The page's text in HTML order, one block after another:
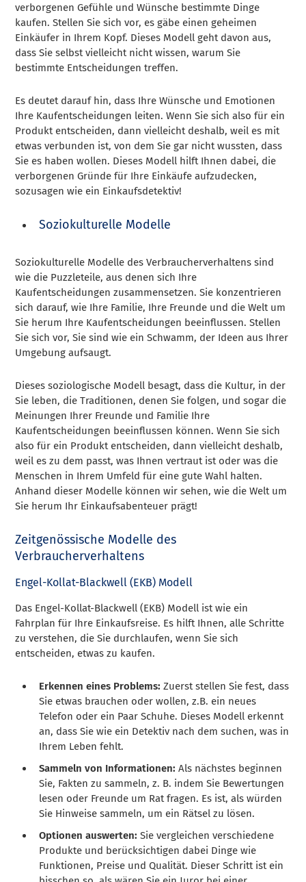
verborgenen Gefühle und Wünsche bestimmte Dinge
kaufen. Stellen Sie sich vor, es gäbe einen geheimen
Einkäufer in Ihrem Kopf. Dieses Modell geht davon aus,
dass Sie selbst vielleicht nicht wissen, warum Sie
bestimmte Entscheidungen treffen.
Es deutet darauf hin, dass Ihre Wünsche und Emotionen
Ihre Kaufentscheidungen leiten. Wenn Sie sich also für ein
Produkt entscheiden, dann vielleicht deshalb, weil es mit
etwas verbunden ist, von dem Sie gar nicht wussten, dass
Sie es haben wollen. Dieses Modell hilft Ihnen dabei, die
verborgenen Gründe für Ihre Einkäufe aufzudecken,
sozusagen wie ein Einkaufsdetektiv!
Soziokulturelle Modelle
Soziokulturelle Modelle des Verbraucherverhaltens sind
wie die Puzzleteile, aus denen sich Ihre
Kaufentscheidungen zusammensetzen. Sie konzentrieren
sich darauf, wie Ihre Familie, Ihre Freunde und die Welt um
Sie herum Ihre Kaufentscheidungen beeinflussen. Stellen
Sie sich vor, Sie sind wie ein Schwamm, der Ideen aus Ihrer
Umgebung aufsaugt.
Dieses soziologische Modell besagt, dass die Kultur, in der
Sie leben, die Traditionen, denen Sie folgen, und sogar die
Meinungen Ihrer Freunde und Familie Ihre
Kaufentscheidungen beeinflussen können. Wenn Sie sich
also für ein Produkt entscheiden, dann vielleicht deshalb,
weil es zu dem passt, was Ihnen vertraut ist oder was die
Menschen in Ihrem Umfeld für eine gute Wahl halten.
Anhand dieser Modelle können wir sehen, wie die Welt um
Sie herum Ihr Einkaufsabenteuer prägt!
Zeitgenössische Modelle des
Verbraucherverhaltens
Engel-Kollat-Blackwell (EKB) Modell
Das Engel-Kollat-Blackwell (EKB) Modell ist wie ein
Fahrplan für Ihre Einkaufsreise. Es hilft Ihnen, alle Schritte
zu verstehen, die Sie durchlaufen, wenn Sie sich
entscheiden, etwas zu kaufen.
Erkennen eines Problems: Zuerst stellen Sie fest, dass
Sie etwas brauchen oder wollen, z.B. ein neues
Telefon oder ein Paar Schuhe. Dieses Modell erkennt
an, dass Sie wie ein Detektiv nach dem suchen, was in
Ihrem Leben fehlt.
Sammeln von Informationen:Als nächstes beginnen
Sie, Fakten zu sammeln, z. B. indem Sie Bewertungen
lesen oder Freunde um Rat fragen. Es ist, als würden
Sie Hinweise sammeln, um ein Rätsel zu lösen.
Optionen auswerten:Sie vergleichen verschiedene
Produkte und berücksichtigen dabei Dinge wie
Funktionen, Preise und Qualität. Dieser Schritt ist ein